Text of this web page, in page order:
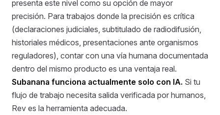
presenta este nivel como su opción de mayor
precisión. Para trabajos donde la precisión es crítica
(declaraciones judiciales, subtitulado de radiodifusión,
historiales médicos, presentaciones ante organismos
reguladores), contar con una vía humana documentada
dentro del mismo producto es una ventaja real.
Subanana funciona actualmente solo con IA. Si tu
flujo de trabajo necesita salida verificada por humanos,
Rev es la herramienta adecuada.